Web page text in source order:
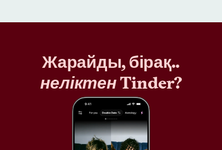
Жарайды, бірақ..
неліктенTinder?